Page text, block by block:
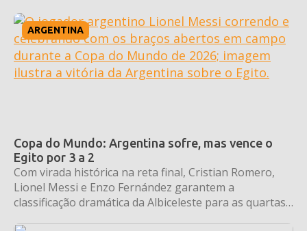
ARGENTINA
Copa do Mundo: Argentina sofre, mas vence o
Egito por 3 a 2
Com virada histórica na reta final, Cristian Romero,
Lionel Messi e Enzo Fernández garantem a
classificação dramática da Albiceleste para as quartas